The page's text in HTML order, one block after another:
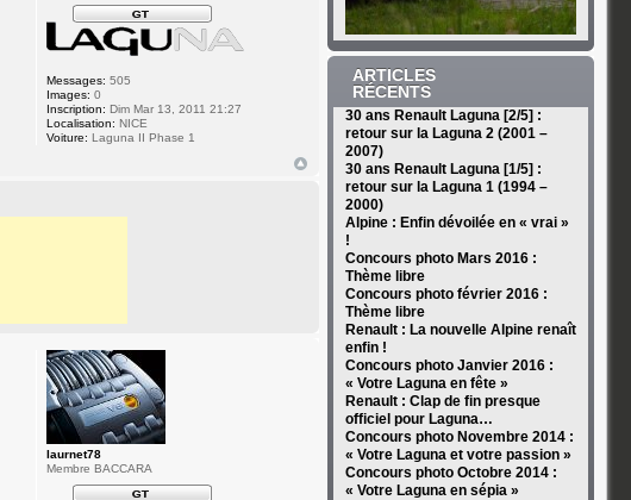
Messages: 505
Images: 0
Inscription: Dim Mar 13, 2011 21:27
Localisation: NICE
Voiture: Laguna II Phase 1
laurnet78
Membre BACCARA
ARTICLES
RÉCENTS
30 ans Renault Laguna [2/5] :
retour sur la Laguna 2 (2001 –
2007)
30 ans Renault Laguna [1/5] :
retour sur la Laguna 1 (1994 –
2000)
Alpine : Enfin dévoilée en « vrai »
!
Concours photo Mars 2016 :
Thème libre
Concours photo février 2016 :
Thème libre
Renault : La nouvelle Alpine renaît
enfin !
Concours photo Janvier 2016 :
« Votre Laguna en fête »
Renault : Clap de fin presque
officiel pour Laguna…
Concours photo Novembre 2014 :
« Votre Laguna et votre passion »
Concours photo Octobre 2014 :
« Votre Laguna en sépia »